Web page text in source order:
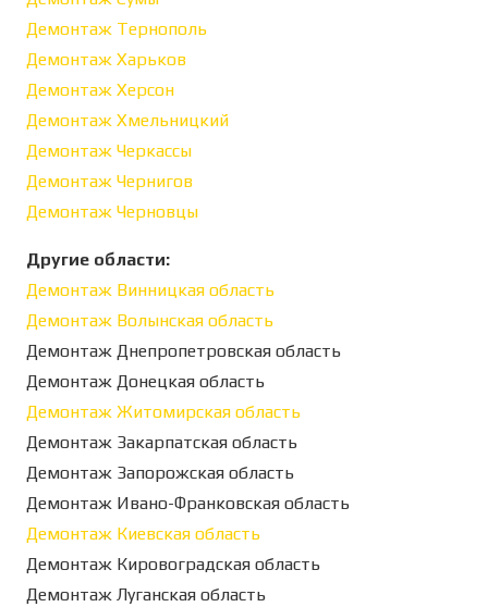
Демонтаж Тернополь
Демонтаж Харьков
Демонтаж Херсон
Демонтаж Хмельницкий
Демонтаж Черкассы
Демонтаж Чернигов
Демонтаж Черновцы
Другие области:
Демонтаж Винницкая область
Демонтаж Волынская область
Демонтаж Днепропетровская область
Демонтаж Донецкая область
Демонтаж Житомирская область
Демонтаж Закарпатская область
Демонтаж Запорожская область
Демонтаж Ивано-Франковская область
Демонтаж Киевская область
Демонтаж Кировоградская область
Демонтаж Луганская область